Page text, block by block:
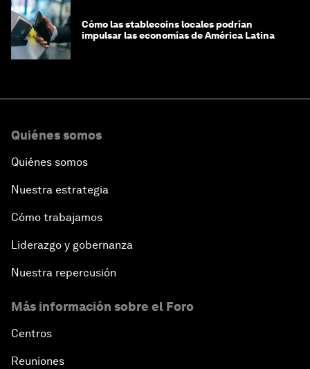
Cómo las stablecoins locales podrían
impulsar las economías de América Latina
Quiénes somos
Quiénes somos
Nuestra estrategia
Cómo trabajamos
Liderazgo y gobernanza
Nuestra repercusión
Más información sobre el Foro
Centros
Reuniones